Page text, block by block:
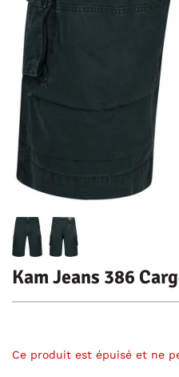
Kam Jeans 386
Ce produit est épuisé et ne